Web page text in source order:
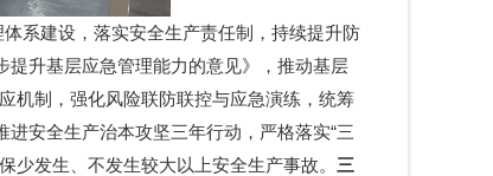
系建设，落实安全生产责任制，持续提升防
提升基层应急管理能力的意见》，推动基层
机制，强化风险联防联控与应急演练，统筹
进安全生产治本攻坚三年行动，严格落实“三
发生、不发生较大以上安全生产事故。 三